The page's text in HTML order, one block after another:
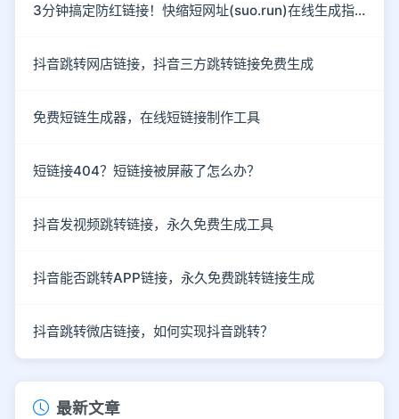
3分钟搞定防红链接！快缩短网址(suo.run)在线生成指南
抖音跳转网店链接，抖音三方跳转链接免费生成
免费短链生成器，在线短链接制作工具
短链接404？短链接被屏蔽了怎么办？
抖音发视频跳转链接，永久免费生成工具
抖音能否跳转APP链接，永久免费跳转链接生成
抖音跳转微店链接，如何实现抖音跳转？
最新文章